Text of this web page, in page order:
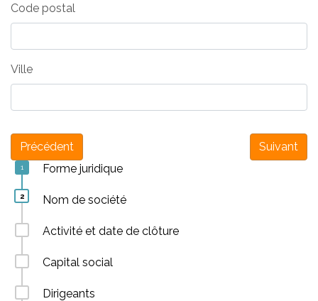
Code postal
Ville
Suivant
Précédent
Forme juridique
Nom de société
Activité et date de clôture
Capital social
Dirigeants